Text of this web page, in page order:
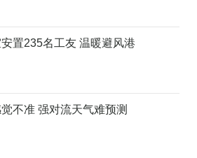
置235名工友 温暖避风港
不准 强对流天气难预测